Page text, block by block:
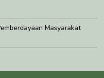
Masyarakat